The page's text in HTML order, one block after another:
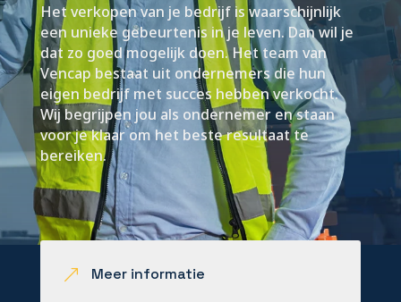
Het verkopen van je bedrijf is waarschijnlijk
een unieke gebeurtenis in je leven. Dan wil je
dat zo goed mogelijk doen. Het team van
Vencap bestaat uit ondernemers die hun
eigen bedrijf met succes hebben verkocht.
Wij begrijpen jou als ondernemer en staan
voor je klaar om het beste resultaat te
bereiken.
& Meer informatie